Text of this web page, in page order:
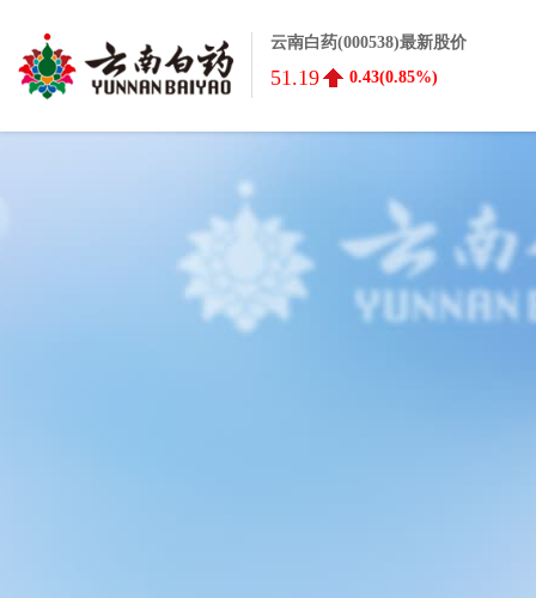
云南白药(000538)最新股价
51.19 0.43(0.85%)